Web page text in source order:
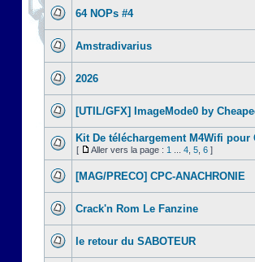
64 NOPs #4
Amstradivarius
2026
[UTIL/GFX] ImageMode0 by
Kit De téléchargement M4Wifi pour
[ Aller vers la page : 1 4 5 6 ]
[MAG/PRECO] CPC-ANACHRONIE
Crack'n Rom Le Fanzine
le retour du SABOTEUR